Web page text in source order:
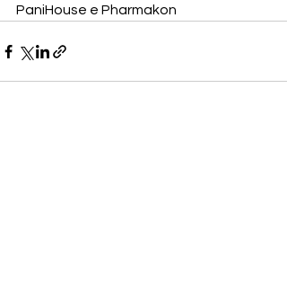
PaniHouse e Pharmakon